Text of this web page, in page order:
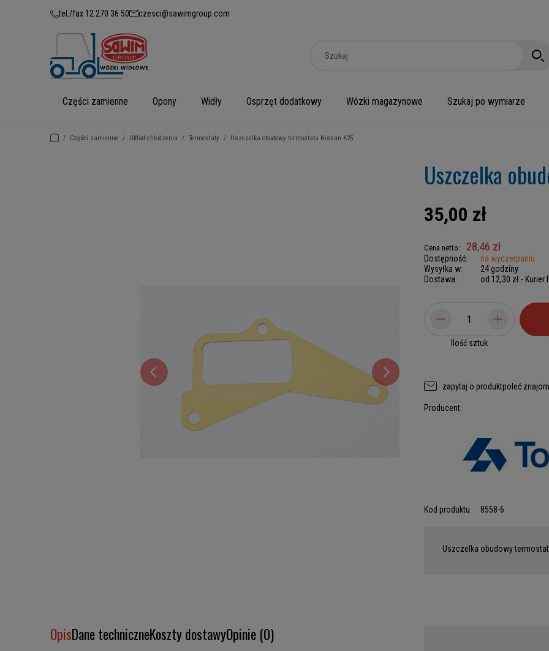
tel./fax 12 270 36 50 czesci@sawimgroup.com
Części zamienne Opony Widły Osprzęt dodatkowy Wózki magazynowe Szukaj po wymiarze
/ Części zamienne / Układ chłodzenia / Termostaty / Uszczelka obudowy termostatu Nissan K25
Uszczelka
35,00 zł
Cena netto: 28,46 zł
Dostępność:
na wyczerpaniu
Wysyłka w:
24 godziny
Dostawa:
od 12,30 zł - Kurier
Ilość sztuk
zapytaj o produktpoleć
Producent:
Kod produktu: 8558-6
Uszczelka obudowy
OpisDane techniczneKoszty dostawyOpinie (0)